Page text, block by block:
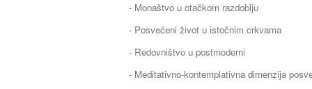
- Monaštvo u otačkom razdoblju
- Posvećeni život u istočnim crkvama
- Redovništvo u postmoderni
- Meditativno-kontemplativna dimenzija